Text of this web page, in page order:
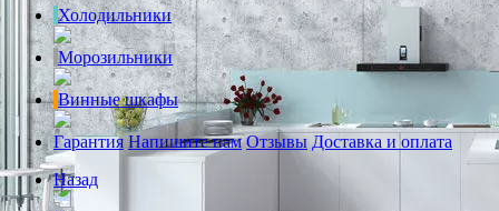
Холодильники
Морозильники
Винные шкафы
Гарантия Напишите нам Отзывы Доставка и оплата
Назад